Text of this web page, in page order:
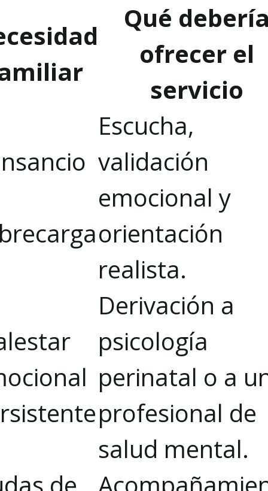
Qué
ofrecer el
servicio
Escucha,
validación
emocional y
orientación
realista.
Derivación a
psicología
perinatal o a
profesional de
salud mental.